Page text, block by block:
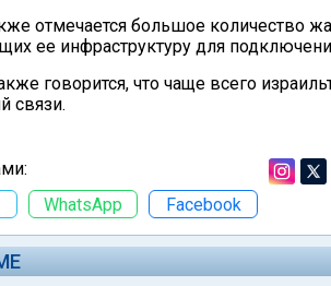
отмечается большое количество
ее инфраструктуру для
говорится, что чаще всего
связи.
WhatsApp Facebook